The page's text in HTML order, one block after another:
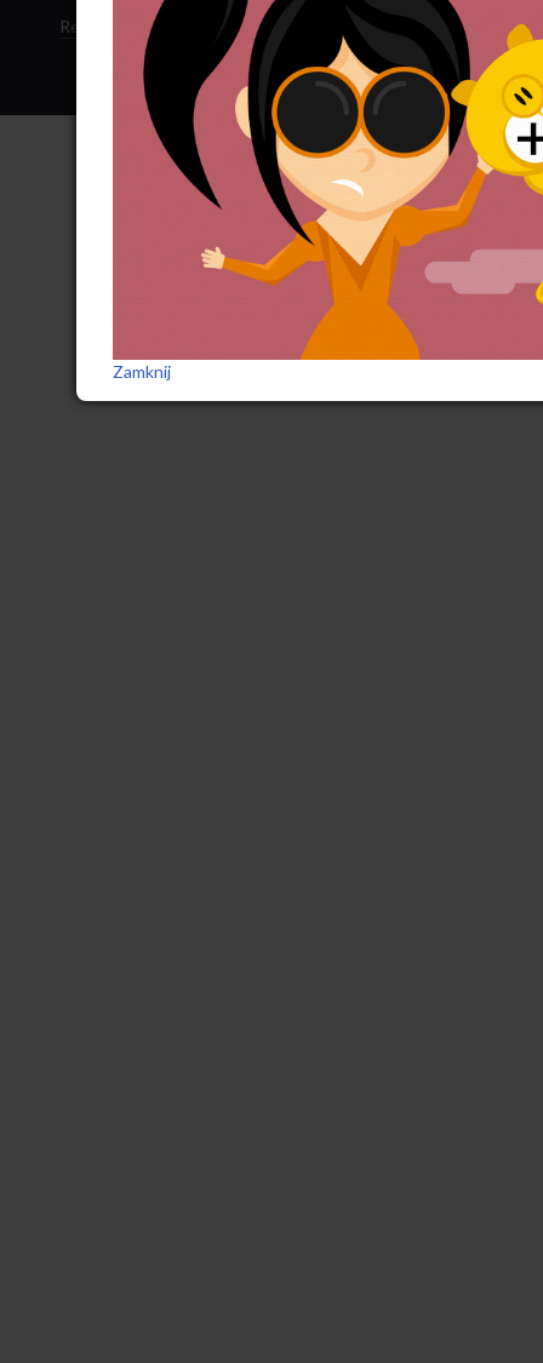
Regulamin sklepu Polityka ciasteczek · Subskrypcja RSS
Zamknij